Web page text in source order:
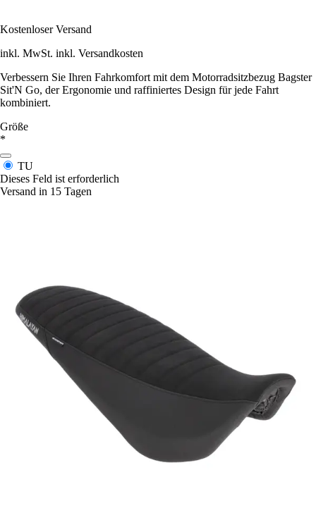
Kostenloser Versand
inkl. MwSt. inkl. Versandkosten
Verbessern Sie Ihren Fahrkomfort mit dem Motorradsitzbezug Bagster
Sit'N Go, der Ergonomie und raffiniertes Design für jede Fahrt
kombiniert.
Größe
*
TU
Dieses Feld ist erforderlich
Versand in 15 Tagen